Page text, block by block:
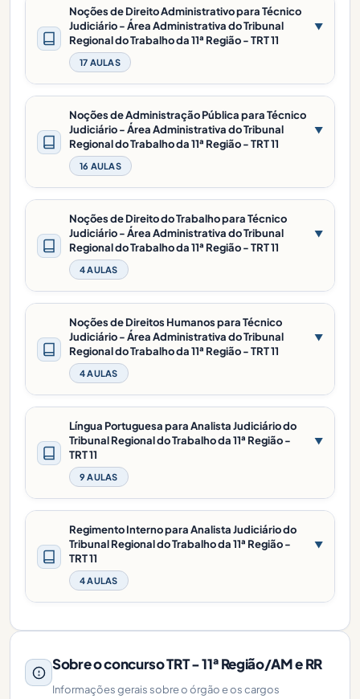
Noções de Direito Administrativo para Técnico
Judiciário - Área Administrativa do Tribunal
Regional do Trabalho da 11ª Região - TRT 11
17 AULAS
▼
Noções de Administração Pública para Técnico
Judiciário - Área Administrativa do Tribunal
Regional do Trabalho da 11ª Região - TRT 11
16 AULAS
▼
Noções de Direito do Trabalho para Técnico
Judiciário - Área Administrativa do Tribunal
Regional do Trabalho da 11ª Região - TRT 11
4 AULAS
▼
Noções de Direitos Humanos para Técnico
Judiciário - Área Administrativa do Tribunal
Regional do Trabalho da 11ª Região - TRT 11
4 AULAS
▼
Língua Portuguesa para Analista Judiciário do
Tribunal Regional do Trabalho da 11ª Região -
TRT 11
9 AULAS
▼
Regimento Interno para Analista Judiciário do
Tribunal Regional do Trabalho da 11ª Região -
TRT 11
4 AULAS
▼
Sobre o concurso TRT - 11ª Região/AM e RR
Informações gerais sobre o órgão e os cargos